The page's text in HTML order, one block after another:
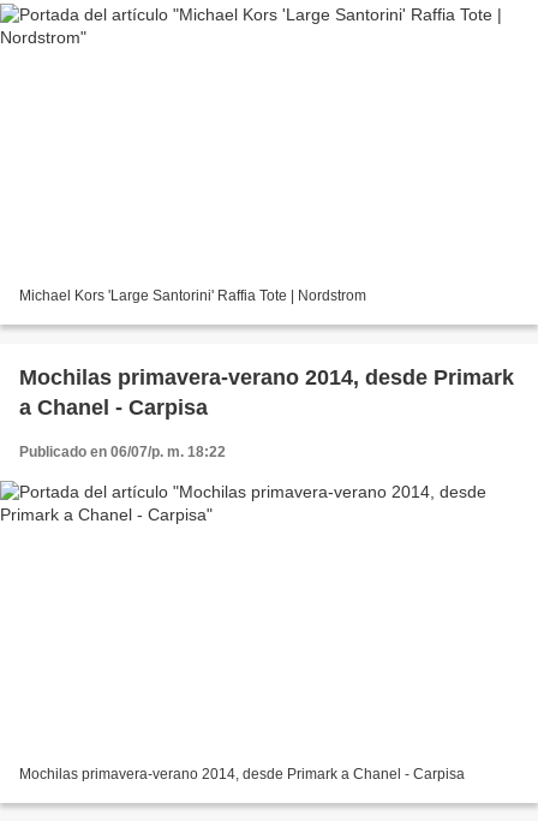
Michael Kors 'Large Santorini' Raffia Tote | Nordstrom
Mochilas primavera-verano 2014, desde Primark
a Chanel - Carpisa
Publicado en 06/07/p. m. 18:22
Mochilas primavera-verano 2014, desde Primark a Chanel - Carpisa